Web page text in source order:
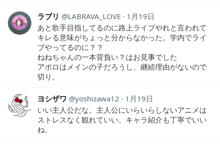
ラブリ LABRAVA_LOVE
1月19日
あと歌手目指してるのに路上ライブやれと言われて
キレる意味がちょっと分からなかった。学内でライ
ブやってるのに？？
ねねちゃんの一本背負い？はお見事でした
アポロはメインの子だろうし、継続理由がないので
切り。
ヨシザワ yoshizawa12
1月19日
いい主人公だな。主人公にいらいらしないアニメは
ストレスなく観れていい。キャラ紹介も丁寧でいい
ね。